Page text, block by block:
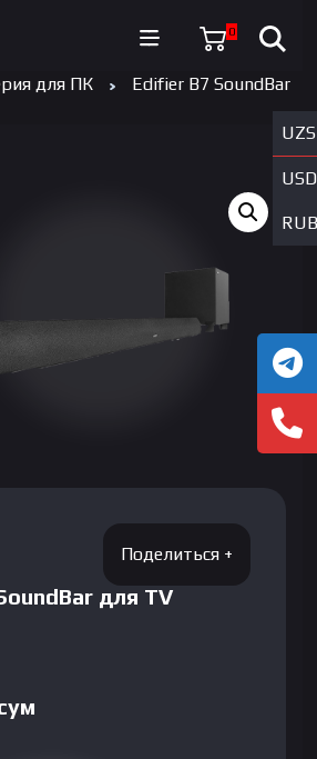
0
UZS
USD
RUB
для ПК
Edifier B7 SoundBar
для TV